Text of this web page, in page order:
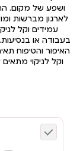
ושפע של מקום.
לארגון מברשות
עמידים וקל
בעבודה או
האיפור והטיפוח
וקל לניקוי